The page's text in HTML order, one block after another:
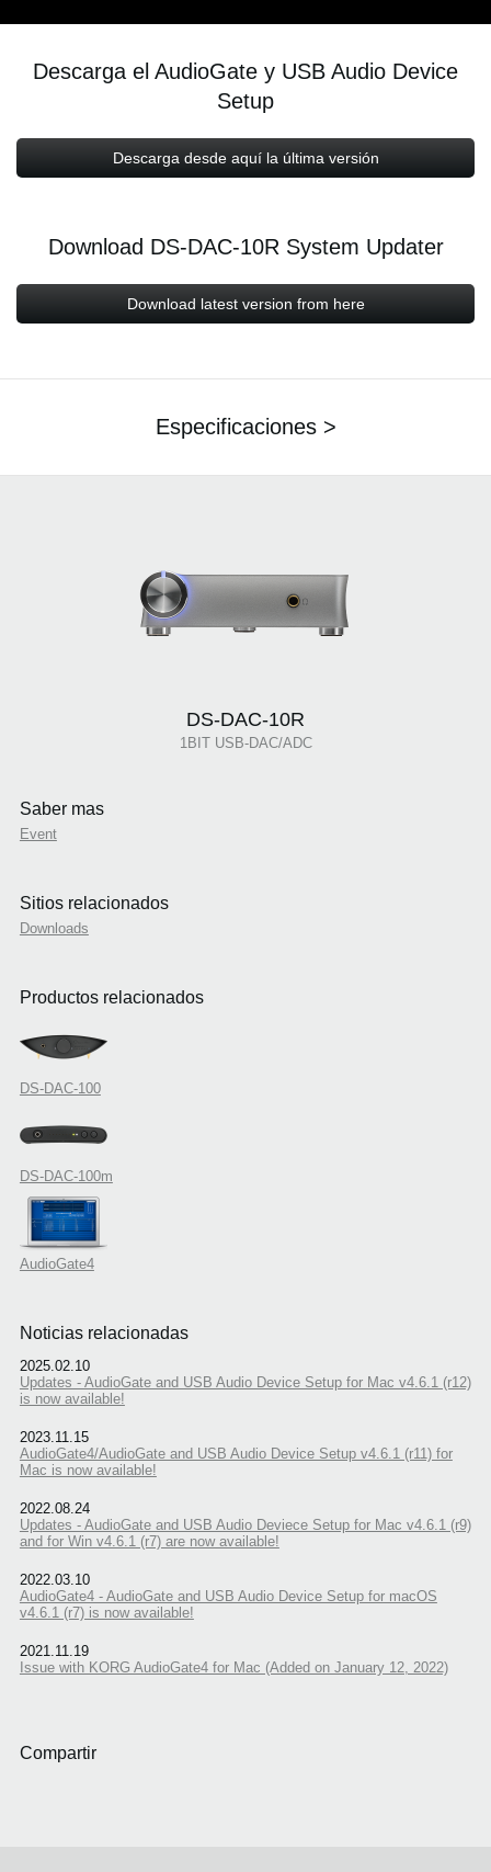
Descarga el AudioGate y USB Audio Device
Setup
Descarga desde aquí la última versión
Download DS-DAC-10R System Updater
Download latest version from here
Especificaciones >
DS-DAC-10R
1BIT USB-DAC/ADC
Saber mas
Event
Sitios relacionados
Downloads
Productos relacionados
DS-DAC-100
DS-DAC-100m
AudioGate4
Noticias relacionadas
2025.02.10
Updates - AudioGate and USB Audio Device Setup for Mac v4.6.1 (r12)
is now available!
2023.11.15
AudioGate4/AudioGate and USB Audio Device Setup v4.6.1 (r11) for
Mac is now available!
2022.08.24
Updates - AudioGate and USB Audio Deviece Setup for Mac v4.6.1 (r9)
and for Win v4.6.1 (r7) are now available!
2022.03.10
AudioGate4 - AudioGate and USB Audio Device Setup for macOS
v4.6.1 (r7) is now available!
2021.11.19
Issue with KORG AudioGate4 for Mac (Added on January 12, 2022)
Compartir